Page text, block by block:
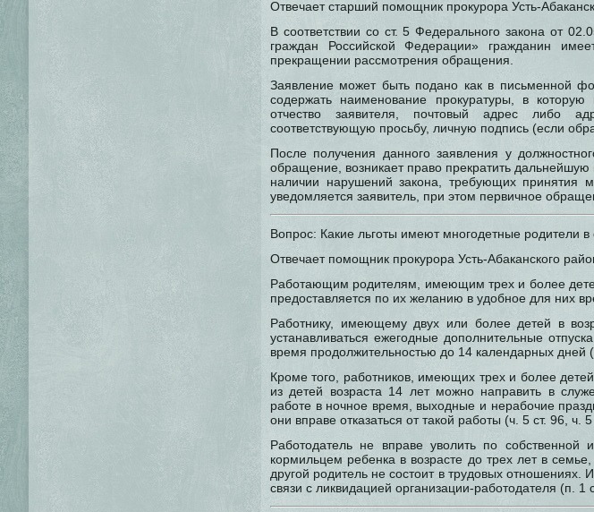
Отвечает старший помощник прокурора Усть-
В соответствии со ст. 5 Федерального закона от
граждан Российской Федерации» гражданин
прекращении рассмотрения обращения.
Заявление может быть подано как в письменной
содержать наименование прокуратуры, в
отчество заявителя, почтовый адрес либо
соответствующую просьбу, личную подпись (если
После получения данного заявления у
обращение, возникает право прекратить
наличии нарушений закона, требующих принятия
уведомляется заявитель, при этом первичное
Вопрос: Какие льготы имеют многодетные родители
Отвечает помощник прокурора Усть-Абаканского
Работающим родителям, имеющим трех и более
предоставляется по их желанию в удобное для них
Работнику, имеющему двух или более детей в
устанавливаться ежегодные дополнительные
время продолжительностью до 14 календарных дней
Кроме того, работников, имеющих трех и более
из детей возраста 14 лет можно направить в
работе в ночное время, выходные и нерабочие
они вправе отказаться от такой работы (ч. 5 ст. 96, ч.
Работодатель не вправе уволить по собственной
кормильцем ребенка в возрасте до трех лет в
другой родитель не состоит в трудовых
связи с ликвидацией организации-работодателя (п. 1